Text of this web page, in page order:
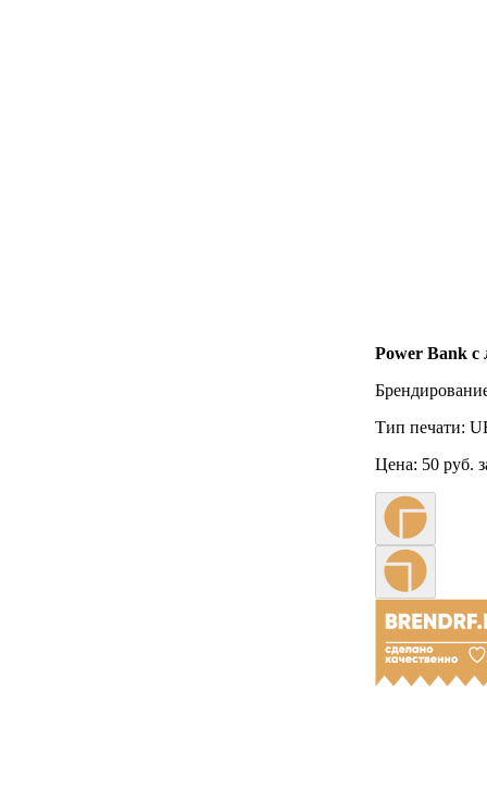
Power Bank с
Тип печати:
Цена: 50 руб.